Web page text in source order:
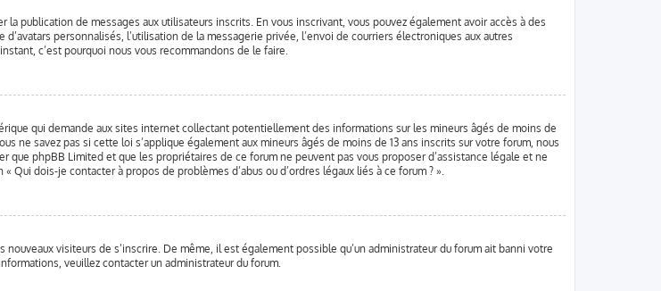
publication de messages aux utilisateurs inscrits. En vous inscrivant, vous pouvez également avoir accès à des
personnalisés, l’utilisation de la messagerie privée, l’envoi de courriers électroniques aux autres
c’est pourquoi nous vous recommandons de le faire.
qui demande aux sites internet collectant potentiellement des informations sur les mineurs âgés de moins de
ne savez pas si cette loi s’applique également aux mineurs âgés de moins de 13 ans inscrits sur votre forum, nous
phpBB Limited et que les propriétaires de ce forum ne peuvent pas vous proposer d’assistance légale et ne
dois-je contacter à propos de problèmes d’abus ou d’ordres légaux liés à ce forum ? ».
visiteurs de s’inscrire. De même, il est également possible qu’un administrateur du forum ait banni votre
veuillez contacter un administrateur du forum.